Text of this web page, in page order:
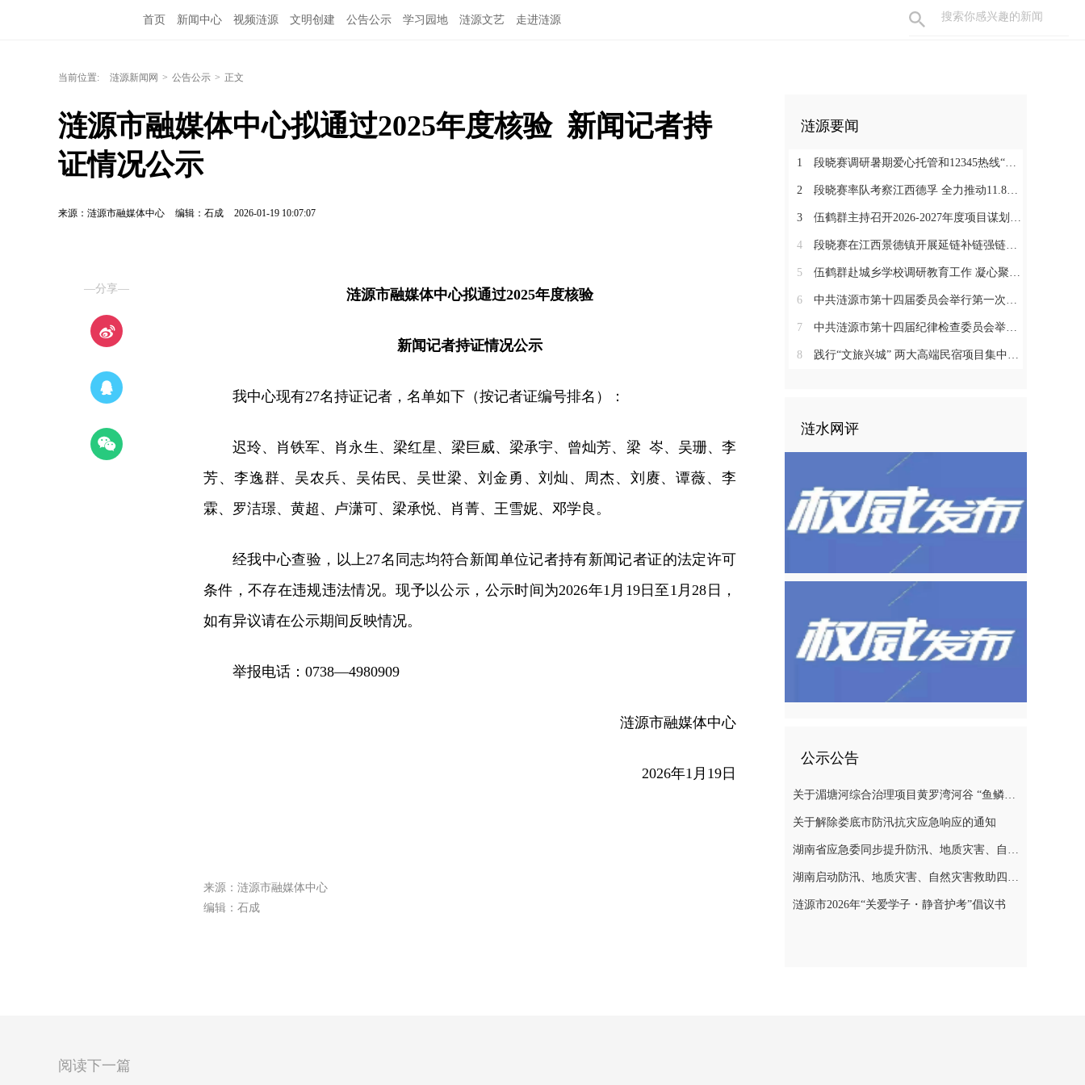
首页 新闻中心 视频涟源 文明创建 公告公示 学习园地 涟源文艺 走进涟源
当前位置: 涟源新闻网 > 公告公示 > 正文
涟源市融媒体中心拟通过2025年度核验  新闻记者持
证情况公示
来源：涟源市融媒体中心 编辑：石成 2026-01-19 10:07:07
—分享— 涟源市融媒体中心拟通过2025年度核验
新闻记者持证情况公示
我中心现有27名持证记者，名单如下（按记者证编号排名）：
迟玲、肖铁军、肖永生、梁红星、梁巨威、梁承宇、曾灿芳、梁 岑、吴珊、李
芳、李逸群、吴农兵、吴佑民、吴世梁、刘金勇、刘灿、 周杰、刘赓、谭薇、李
霖、罗洁璟、黄超、卢潇可、梁承悦、肖菁、王雪妮、邓学良。
经我中心查验，以上27名同志均符合新闻单位记者持有新闻记者证的法定许可
条件，不存在违规违法情况。现予以公示，公示时间为2026年1月19日至1月28日，
如有异议请在公示期间反映情况。
举报电话： 0738—4980909
涟源市融媒体中心
2026年1月19日
来源：涟源市融媒体中心
编辑：石成
涟源要闻
1 段晓赛调研暑期爱心托管和12345热线“领导接听日”工作：在办好民生实事中打通基层治理“最后一米”
2 段晓赛率队考察江西德孚 全力推动11.8亿元循环经济项目提速增效
3 伍鹤群主持召开2026-2027年度项目谋划调度会
4 段晓赛在江西景德镇开展延链补链强链招商 围绕“三电一钛”精准发力
5 伍鹤群赴城乡学校调研教育工作 凝心聚力推动涟源教育高质量发展
6 中共涟源市第十四届委员会举行第一次全体会议 段晓赛当选市委书记 伍鹤群周杨当选市委副书记
7 中共涟源市第十四届纪律检查委员会举行第一次全体会议
8 践行“文旅兴城” 两大高端民宿项目集中签约开工 全力打造“湖湘地区文旅康养名城”
涟水网评
公示公告
关于湄塘河综合治理项目黄罗湾河谷 “鱼鳞坝”区域不对外开放的公告
关于解除娄底市防汛抗灾应急响应的通知
湖南省应急委同步提升防汛、地质灾害、自然灾害救助应急响应至三级
湖南启动防汛、地质灾害、自然灾害救助四级应急响应
涟源市2026年“关爱学子・静音护考”倡议书
阅读下一篇